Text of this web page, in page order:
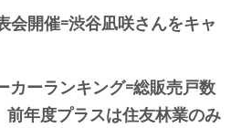
会開催=渋谷凪咲さんをキャ
カーランキング=総販売戸数
年度プラスは住友林業のみ